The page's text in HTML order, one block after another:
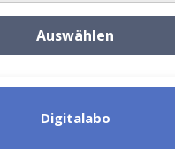
Auswählen
Digitalabo